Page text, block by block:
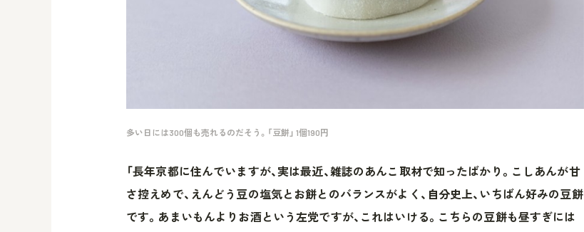
多い日には300個も売れるのだそう。「豆餅」 1個190円
「長年京都に住んでいますが、実は最近、雑誌のあんこ取材で知ったばかり。こしあんが甘
さ控えめで、えんどう豆の塩気とお餅とのバランスがよく、自分史上、いちばん好みの豆餅
です。あまいもんよりお酒という左党ですが、これはいける。こちらの豆餅も昼すぎには